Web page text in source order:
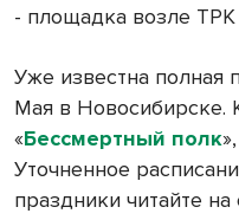
- площадка возле
Уже известна полная
Мая в Новосибирске.
«Бессмертный полк
Уточненное
праздники читайте на